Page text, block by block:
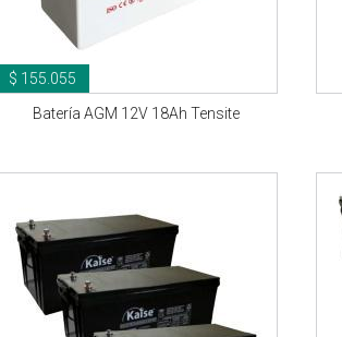
$ 155.055
Batería AGM 12V 18Ah Tensite